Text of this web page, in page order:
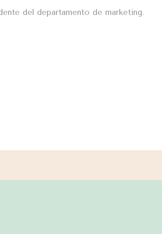
del departamento de marketing.